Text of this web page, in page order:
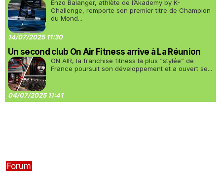
Enzo Balanger, athlète de l’Akademy by K-
Challenge, remporte son premier titre de Champion
du Mond...
14/07/2025 11:30
Un second club On Air Fitness arrive à La Réunion
ON AIR, la franchise fitness la plus “stylée” de
France poursuit son développement et a ouvert se...
04/07/2025 11:41
Forum